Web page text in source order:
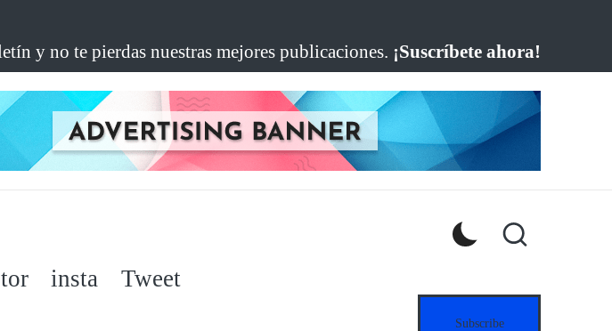
y no te pierdas nuestras mejores publicaciones. ¡Suscríbete ahora!
insta Tweet
Subscribe